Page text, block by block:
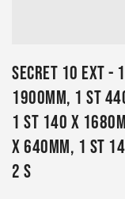
Secret 10 EXT -
1900mm, 1 st
1 st 140 x
x 640mm, 1 st
2 s